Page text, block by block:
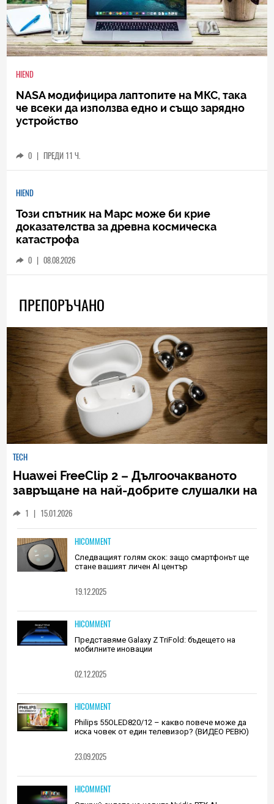
HIEND
NASA модифицира лаптопите на МКС, така
че всеки да използва едно и също зарядно
устройство
0 | ПРЕДИ 11 Ч.
HIEND
Този спътник на Марс може би крие
доказателства за древна космическа
катастрофа
0 | 08.08.2026
ПРЕПОРЪЧАНО
TECH
Huawei FreeClip 2 – Дългоочакваното
завръщане на най-добрите слушалки на
1 | 15.01.2026
HICOMMENT
Следващият голям скок: защо смартфонът ще
стане вашият личен AI център
19.12.2025
HICOMMENT
Представяме Galaxy Z TriFold: бъдещето на
мобилните иновации
02.12.2025
HICOMMENT
Philips 55OLED820/12 – какво повече може да
иска човек от един телевизор? (ВИДЕО РЕВЮ)
23.09.2025
HICOMMENT